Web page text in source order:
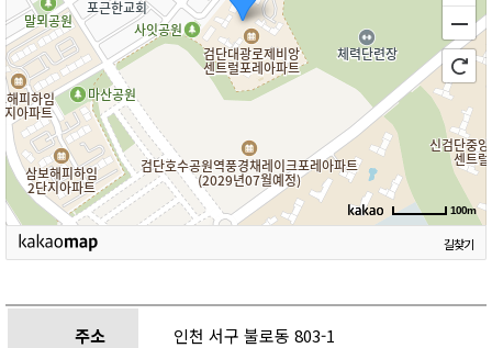
100m
길찾기
주소 인천 서구 불로동 803-1